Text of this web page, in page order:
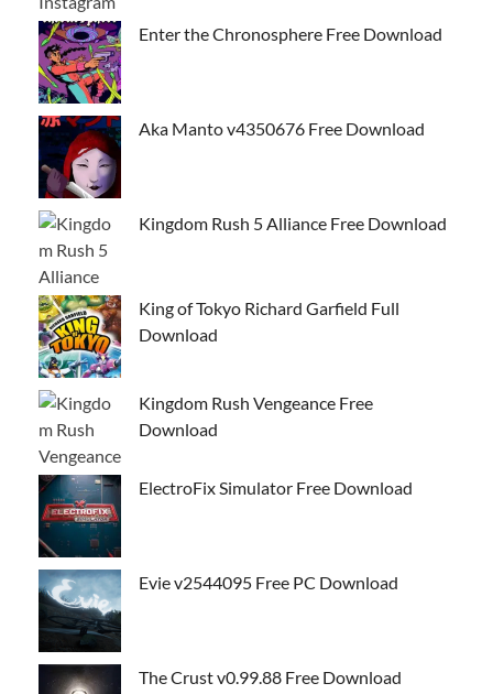
Enter the Chronosphere Free Download
Aka Manto v4350676 Free Download
Kingdom Rush 5 Alliance Free Download
King of Tokyo Richard Garfield Full
Download
Kingdom Rush Vengeance Free
Download
ElectroFix Simulator Free Download
Evie v2544095 Free PC Download
The Crust v0.99.88 Free Download